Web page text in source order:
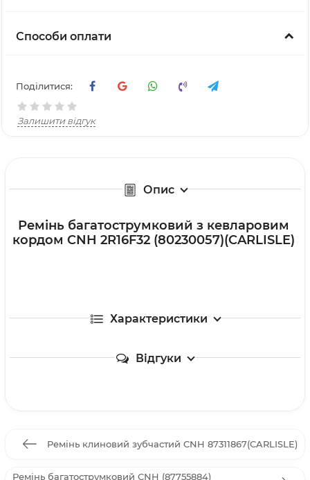
Способи оплати
Поділитися:
Залишити відгук
Опис
Ремінь багатострумковий з кевларовим
кордом CNH 2R16F32 (80230057)(CARLISLE)
Характеристики
Відгуки
Ремінь клиновий зубчастий CNH 87311867(CARLISLE)
Ремінь багатострумковий CNH (87755884)